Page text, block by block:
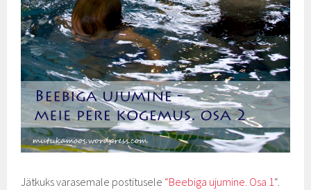
Jätkuks varasemale postitusele “Beebiga ujumine. Osa 1“.